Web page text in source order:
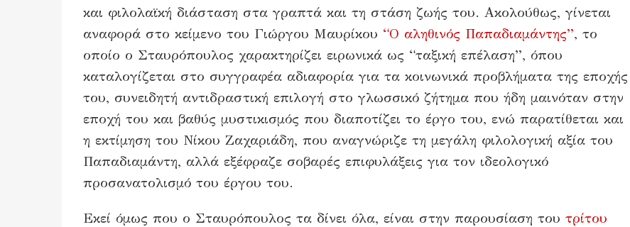
και φιλολαϊκή διάσταση στα γραπτά και τη στάση ζωής του. Ακολούθως, γίνεται
αναφορά στο κείμενο του Γιώργου Μαυρίκου “Ο αληθινός Παπαδιαμάντης”, το
οποίο ο Σταυρόπουλος χαρακτηρίζει ειρωνικά ως “ταξική επέλαση”, όπου
καταλογίζεται στο συγγραφέα αδιαφορία για τα κοινωνικά προβλήματα της εποχής
του, συνειδητή αντιδραστική επιλογή στο γλωσσικό ζήτημα που ήδη μαινόταν στην
εποχή του και βαθύς μυστικισμός που διαποτίζει το έργο του, ενώ παρατίθεται και
η εκτίμηση του Νίκου Ζαχαριάδη, που αναγνώριζε τη μεγάλη φιλολογική αξία του
Παπαδιαμάντη, αλλά εξέφραζε σοβαρές επιφυλάξεις για τον ιδεολογικό
προσανατολισμό του έργου του.
Εκεί όμως που ο Σταυρόπουλος τα δίνει όλα, είναι στην παρουσίαση του τρίτου